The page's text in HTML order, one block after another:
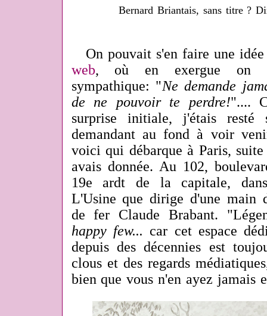
Bernard Briantais, sans titre ?
On pouvait s'en faire une
web, où en exergue on
sympathique: "Ne demande
de ne pouvoir te perdre!"....
surprise initiale, j'étais
demandant au fond à voir
voici qui débarque à Paris,
avais donnée. Au 102,
19e ardt de la capitale,
L'Usine que dirige d'une main
de fer Claude Brabant.
happy few... car cet espace
depuis des décennies est
clous et des regards
bien que vous n'en ayez jamais